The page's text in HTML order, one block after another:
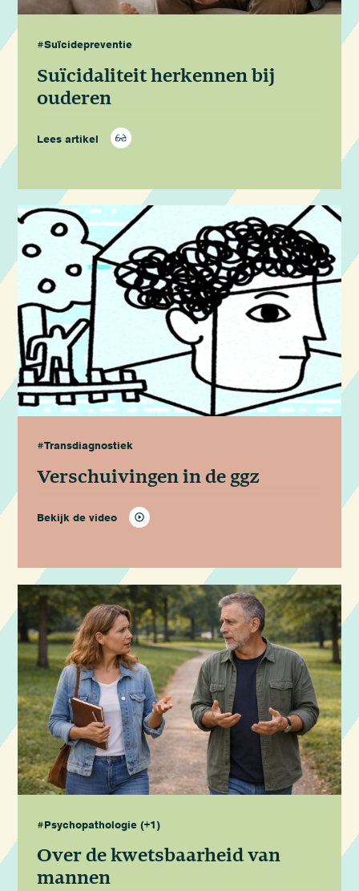
#Suïcidepreventie
Suïcidaliteit herkennen bij
ouderen
Lees artikel
#Transdiagnostiek
Verschuivingen in de ggz
Bekijk de video
#Psychopathologie(+1)
Over de kwetsbaarheid van
mannen